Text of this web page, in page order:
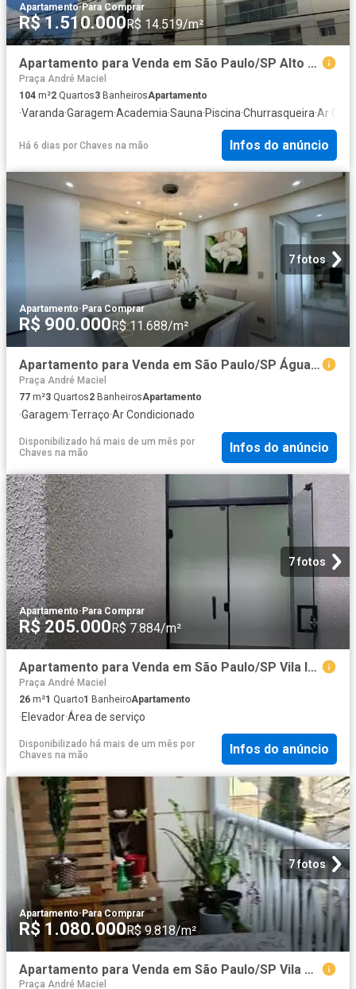
Apartamento·Para Comprar
R$ 1.510.000R$ 14.519/m²
Apartamento para Venda em São Paulo/SP Alto da Mooca 2 Quartos
Praça André Maciel
104 m²2 Quartos3 BanheirosApartamento
·Varanda·Garagem·Academia·Sauna·Piscina·Churrasqueira·Ar
Há 6 dias por Chaves na mão Infos do anúncio
7 fotos
Apartamento· Para Comprar
R$ 900.000 R$ 11.688/m²
Apartamento para Venda em São Paulo/SP Água Rasa 3 Quartos
Praça André Maciel
77 m²3 Quartos2 BanheirosApartamento
·Garagem·Terraço·Ar Condicionado
Disponibilizado há mais de um mês por
Chaves na mão
Infos do anúncio
7 fotos
Apartamento· Para Comprar
R$ 205.000R$ 7.884/m²
Apartamento para Venda em São Paulo/SP Vila Invernada 1 Quartos
Praça André Maciel
26 m²1 Quarto1 BanheiroApartamento
·Elevador·Área de serviço
Disponibilizado há mais de um mês por
Chaves na mão
Infos do anúncio
7 fotos
Apartamento·Para Comprar
R$ 1.080.000R$ 9.818/m²
Apartamento para Venda em São Paulo/SP Vila Oratório 2 Quartos
Praça André Maciel